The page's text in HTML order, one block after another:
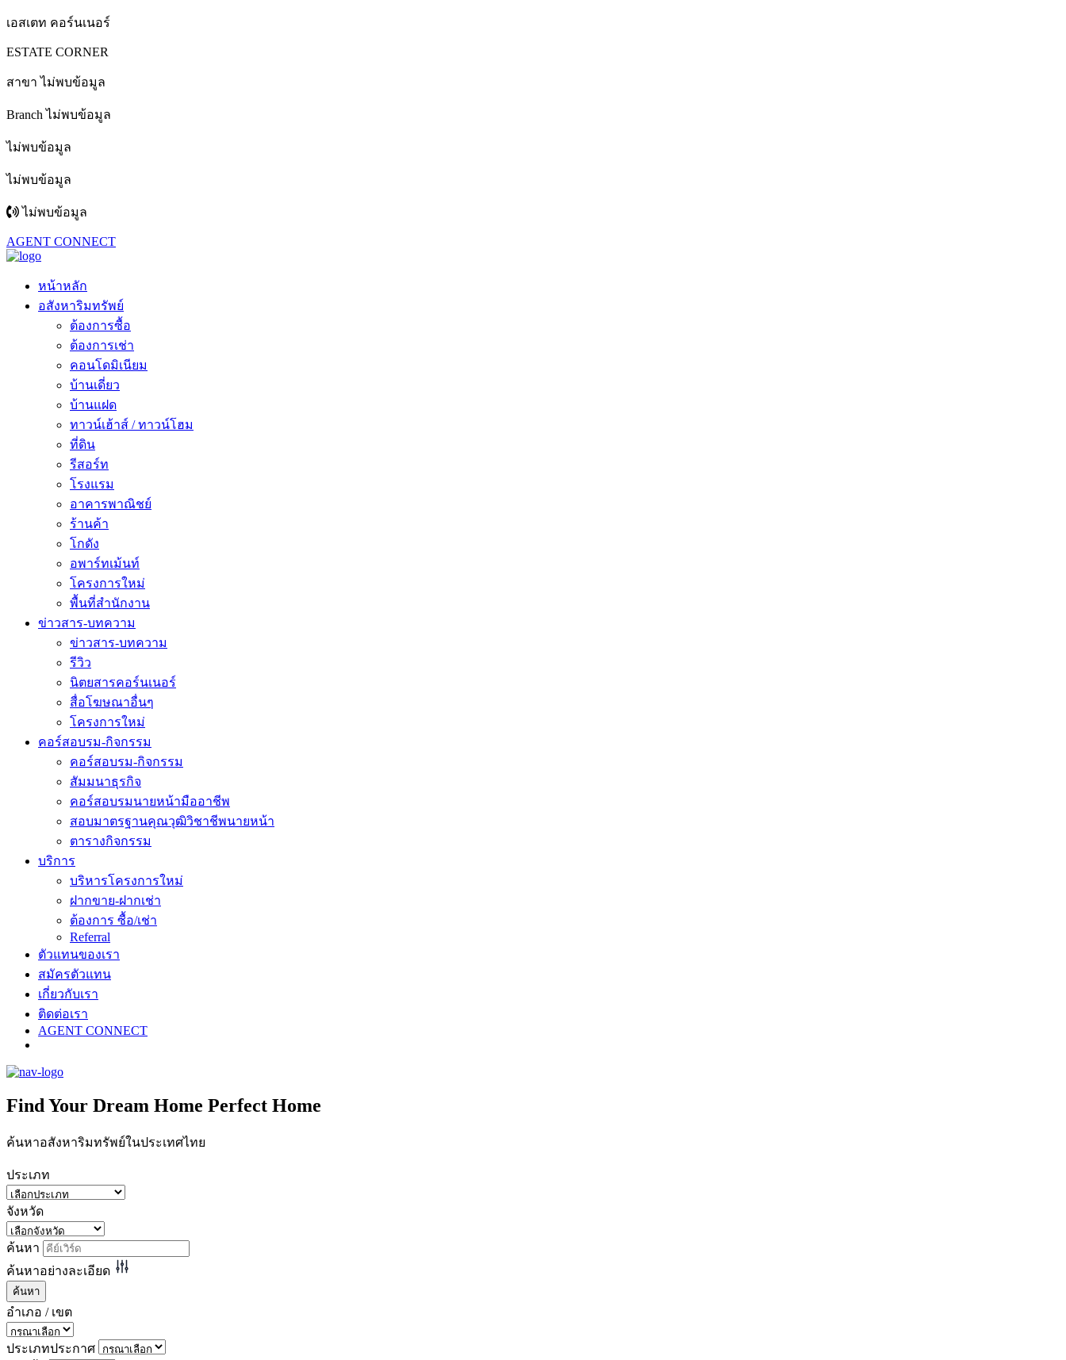
เอสเตท คอร์นเนอร์
ESTATE CORNER
สาขา ไม่พบข้อมูล
Branch ไม่พบข้อมูล
ไม่พบข้อมูล
ไม่พบข้อมูล
ไม่พบข้อมูล
AGENT CONNECT
หน้าหลัก
อสังหาริมทรัพย์
ต้องการซื้อ
ต้องการเช่า
คอนโดมิเนียม
บ้านเดี่ยว
บ้านแฝด
ทาวน์เฮ้าส์ / ทาวน์โฮม
ที่ดิน
รีสอร์ท
โรงแรม
อาคารพาณิชย์
ร้านค้า
โกดัง
อพาร์ทเม้นท์
โครงการใหม่
พื้นที่สํานักงาน
ข่าวสาร-บทความ
ข่าวสาร-บทความ
รีวิว
นิตยสารคอร์นเนอร์
สื่อโฆษณาอื่นๆ
โครงการใหม่
คอร์สอบรม-กิจกรรม
คอร์สอบรม-กิจกรรม
สัมมนาธุรกิจ
คอร์สอบรมนายหน้ามืออาชีพ
สอบมาตรฐานคุณวุฒิวิชาชีพนายหน้า
ตารางกิจกรรม
บริการ
บริหารโครงการใหม่
ฝากขาย-ฝากเช่า
ต้องการ ซื้อ/เช่า
Referral
ตัวแทนของเรา
สมัครตัวแทน
เกี่ยวกับเรา
ติดต่อเรา
AGENT CONNECT
Find Your Dream Home Perfect Home
ค้นหาอสังหาริมทรัพย์ในประเทศไทย
ประเภท
จังหวัด
ค้นหา
ค้นหาอย่างละเอียด
ค้นหา
อำเภอ / เขต
ประเภทประกาศ